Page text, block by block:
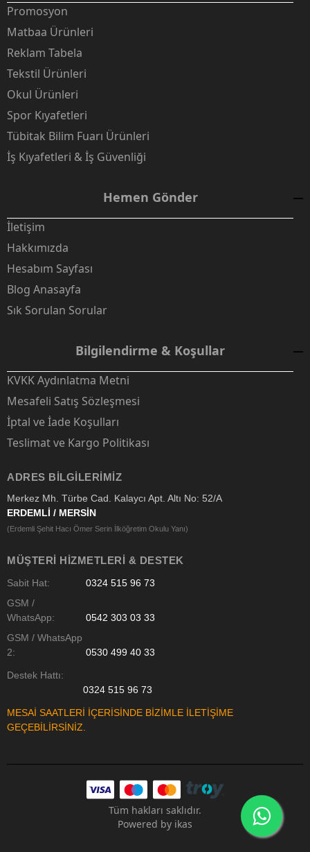
Promosyon
Matbaa Ürünleri
Reklam Tabela
Tekstil Ürünleri
Okul Ürünleri
Spor Kıyafetleri
Tübitak Bilim Fuarı Ürünleri
İş Kıyafetleri & İş Güvenliği
Hemen Gönder
İletişim
Hakkımızda
Hesabım Sayfası
Blog Anasayfa
Sık Sorulan Sorular
Bilgilendirme & Koşullar
KVKK Aydınlatma Metni
Mesafeli Satış Sözleşmesi
İptal ve İade Koşulları
Teslimat ve Kargo Politikası
ADRES BILGILERIMIZ
Merkez Mh. Türbe Cad. Kalaycı Apt. Altı No: 52/A
ERDEMLİ / MERSİN
(Erdemli Şehit Hacı Ömer Serin İlköğretim Okulu Yanı)
MÜŞTERI HIZMETLERI & DESTEK
Sabit Hat:
0324 515 96 73
GSM /
WhatsApp:
0542 303 03 33
GSM / WhatsApp
2:
0530 499 40 33
Destek Hattı:
0324 515 96 73
MESAİ SAATLERİ İÇERİSİNDE BİZİMLE İLETİŞİME
GEÇEBİLİRSİNİZ.
Tüm hakları saklıdır.
Powered by ikas